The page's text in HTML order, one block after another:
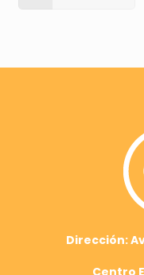
Dirección: Av. La
Centro